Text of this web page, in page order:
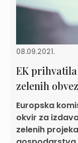
08.09.2021.
EK
zelenih
Europska
okvir za
zelenih